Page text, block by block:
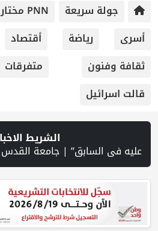
جولة سريعة PNN مختارات
أسرى
رياضة أقتصاد
ثقافة وفنون
متفرقات
قالت اسرائيل
الشريط
غزة وسط ضغوط أميركية لوقف إطلاق النار | لجنة إدارة غزة تختتم أول ورشة عمل لإطلاق التعافي المبكر بغزة | حرس الثورة: الولايات المتحدة وإسرائيل لم تحققا أهدافهما في الحرب ضد إيران | 10 قتلى بهجوم حوثي على مأرب.. والجيش اليمني يعلن تنفيذ عمليات عسكرية ضد